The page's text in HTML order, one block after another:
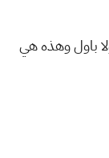
باول وهذه هي